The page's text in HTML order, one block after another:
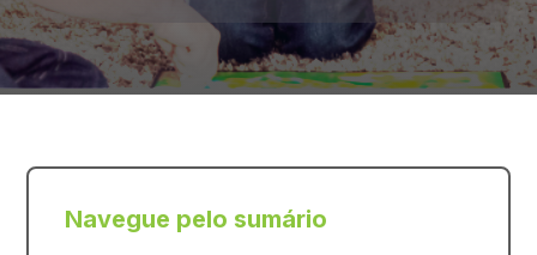
Navegue pelo sumário